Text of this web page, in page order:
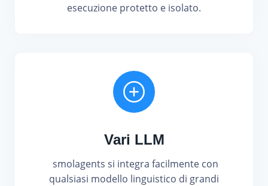
esecuzione protetto e isolato.
Vari LLM
smolagents si integra facilmente con
qualsiasi modello linguistico di grandi